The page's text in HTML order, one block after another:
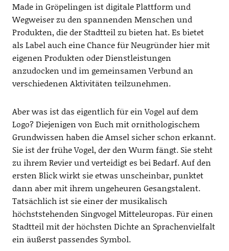
Made in Gröpelingen ist digitale Plattform und
Wegweiser zu den spannenden Menschen und
Produkten, die der Stadtteil zu bieten hat. Es bietet
als Label auch eine Chance für Neugründer hier mit
eigenen Produkten oder Dienstleistungen
anzudocken und im gemeinsamen Verbund an
verschiedenen Aktivitäten teilzunehmen.
Aber was ist das eigentlich für ein Vogel auf dem
Logo? Diejenigen von Euch mit ornithologischem
Grundwissen haben die Amsel sicher schon erkannt.
Sie ist der frühe Vogel, der den Wurm fängt. Sie steht
zu ihrem Revier und verteidigt es bei Bedarf. Auf den
ersten Blick wirkt sie etwas unscheinbar, punktet
dann aber mit ihrem ungeheuren Gesangstalent.
Tatsächlich ist sie einer der musikalisch
höchststehenden Singvogel Mitteleuropas. Für einen
Stadtteil mit der höchsten Dichte an Sprachenvielfalt
ein äußerst passendes Symbol.